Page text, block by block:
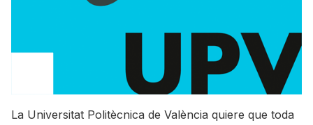
La Universitat Politècnica de València quiere que toda